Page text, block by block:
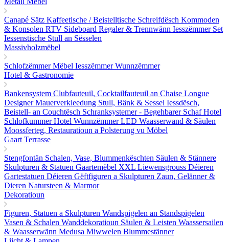
Canapé Sätz Kaffeetische / Beistelltische Schreifdësch Kommoden
& Konsolen RTV Sideboard Regaler & Trennwänn Iesszëmmer Set
Iessenstische Stull an Sësselen
Massivholzmëbel
Schlofzëmmer Mëbel IesszëmmerWunnzëmmer
Hotel & Gastronomie
Bankensystem Clubfauteuil, Cocktailfauteuil an Chaise Longue
Designer Mauerverkleedung Stull, Bänk & Sessel Iessdësch,
Beistell- an Couchtësch Schranksystemer - Begehbarer SchafHotel
SchlofkummerHotel WunnzëmmerLED Waasserwand & Säulen
Moossferteg, Restauratioun a Polsterung vu Möbel
Gaart Terrasse
Stengfontän Schalen, Vase, Blummenkëschten Säulen & Stännere
Skulpturen & Statuen Gaartemëbel XXL Liewensgrouss Déieren
Gartestatuen Déieren Gëftfiguren a Skulpturen Zaun, Gelänner &
Dieren Natursteen & Marmor
Dekoratioun
Figuren, Statuen a Skulpturen Wandspigelen an Standspigelen
Vasen & Schalen Wanddekoratioun Säulen & Leisten Waassersailen
& Waasserwänn Medusa Miwwelen Blummestänner